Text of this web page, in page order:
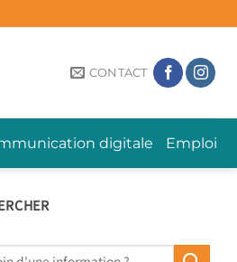
CONTACT
digitale Emploi